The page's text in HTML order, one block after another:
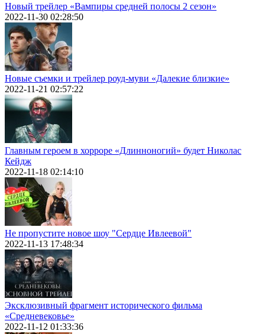
Новый трейлер «Вампиры средней полосы 2 сезон»
2022-11-30 02:28:50
Новые съемки и трейлер роуд-муви «Далекие близкие»
2022-11-21 02:57:22
Главным героем в хорроре «Длинноногий» будет Николас
Кейдж
2022-11-18 02:14:10
Не пропустите новое шоу "Сердце Ивлеевой"
2022-11-13 17:48:34
Эксклюзивный фрагмент исторического фильма
«Средневековье»
2022-11-12 01:33:36